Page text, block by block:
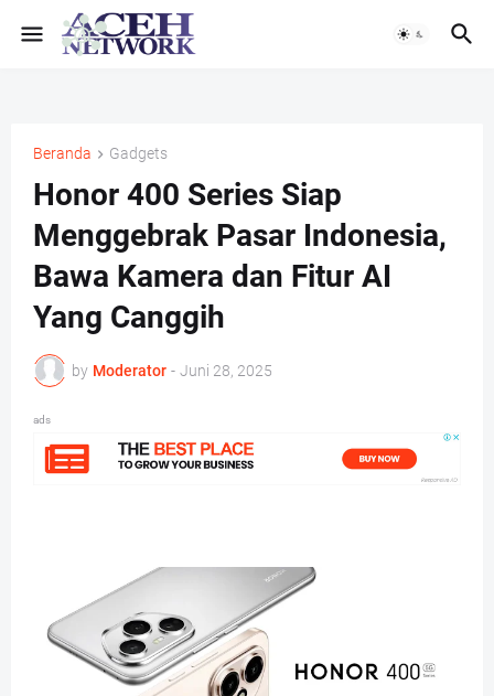
Beranda Gadgets
Honor 400 Series Siap
Menggebrak Pasar Indonesia,
Bawa Kamera dan Fitur AI
Yang Canggih
by Moderator - Juni 28, 2025
ads